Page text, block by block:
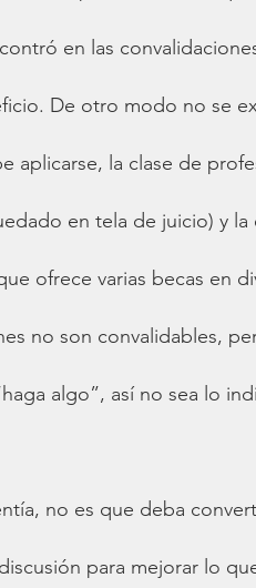
en las
De otro modo no se
aplicarse, la clase de
en tela de juicio) y la
ofrece varias becas en
no son convalidables,
algo”, así no sea lo
no es que deba
para mejorar lo